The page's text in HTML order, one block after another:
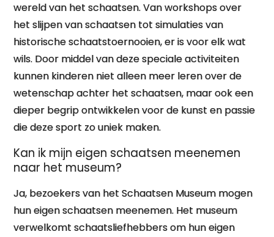
wereld van het schaatsen. Van workshops over
het slijpen van schaatsen tot simulaties van
historische schaatstoernooien, er is voor elk wat
wils. Door middel van deze speciale activiteiten
kunnen kinderen niet alleen meer leren over de
wetenschap achter het schaatsen, maar ook een
dieper begrip ontwikkelen voor de kunst en passie
die deze sport zo uniek maken.
Kan ik mijn eigen schaatsen meenemen
naar het museum?
Ja, bezoekers van het Schaatsen Museum mogen
hun eigen schaatsen meenemen. Het museum
verwelkomt schaatsliefhebbers om hun eigen